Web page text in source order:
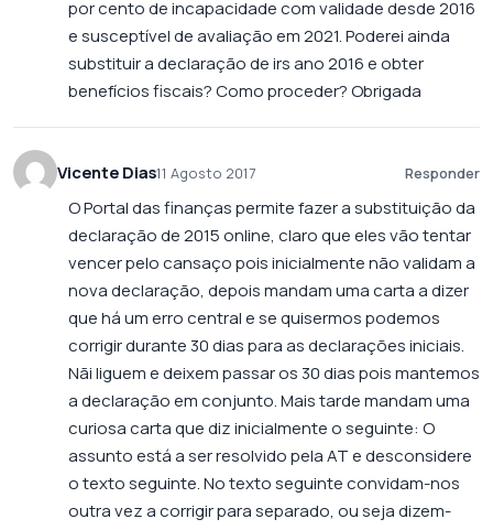
por cento de incapacidade com validade desde 2016
e susceptível de avaliação em 2021. Poderei ainda
substituir a declaração de irs ano 2016 e obter
benefícios fiscais? Como proceder? Obrigada
Vicente Dias11 Agosto 2017 Responder
O Portal das finanças permite fazer a substituição da
declaração de 2015 online, claro que eles vão tentar
vencer pelo cansaço pois inicialmente não validam a
nova declaração, depois mandam uma carta a dizer
que há um erro central e se quisermos podemos
corrigir durante 30 dias para as declarações iniciais.
Nãi liguem e deixem passar os 30 dias pois mantemos
a declaração em conjunto. Mais tarde mandam uma
curiosa carta que diz inicialmente o seguinte: O
assunto está a ser resolvido pela AT e desconsidere
o texto seguinte. No texto seguinte convidam-nos
outra vez a corrigir para separado, ou seja dizem-